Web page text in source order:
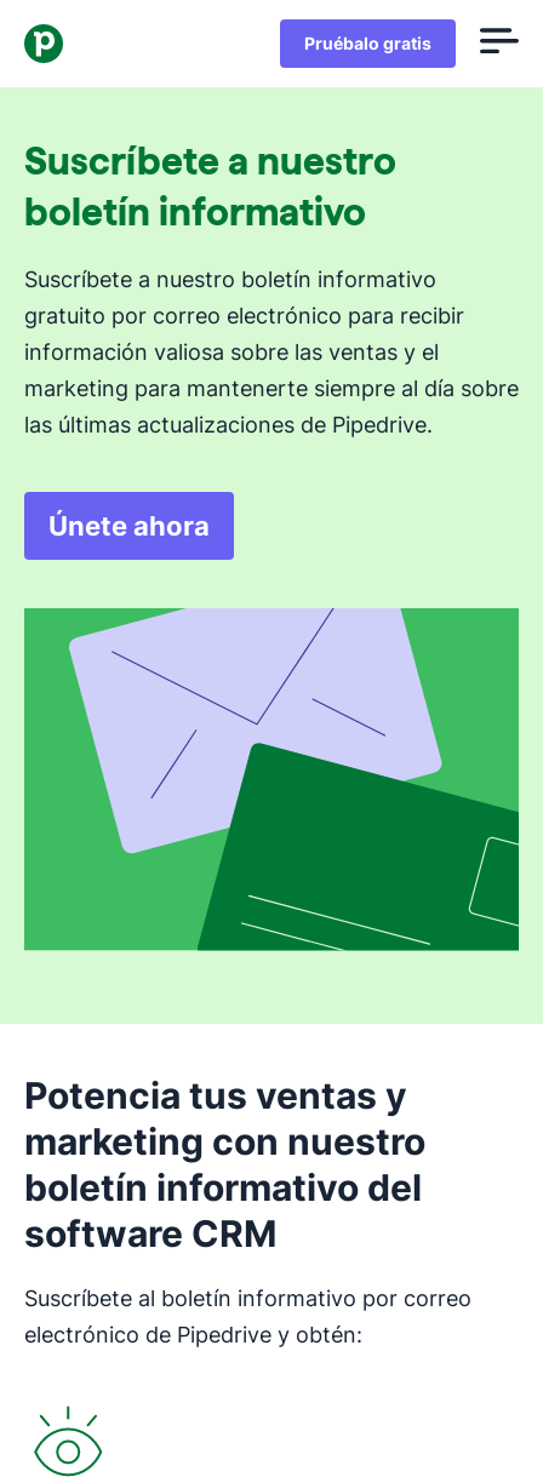
Pruébalo gratis
Suscríbete a nuestro
boletín informativo
Suscríbete a nuestro boletín informativo
gratuito por correo electrónico para recibir
información valiosa sobre las ventas y el
marketing para mantenerte siempre al día sobre
las últimas actualizaciones de Pipedrive.
Únete ahora
Se abre en una nueva ventana
Potencia tus ventas y
marketing con nuestro
boletín informativo del
software CRM
Suscríbete al boletín informativo por correo
electrónico de Pipedrive y obtén: